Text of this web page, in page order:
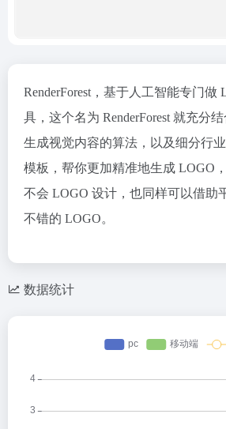
RenderForest，基于人工智能专门做
具，这个名为 RenderForest 就充分
生成视觉内容的算法，以及细分行
模板，帮你更加精准地生成 LOGO
不会 LOGO 设计，也同样可以借助
不错的 LOGO。
数据统计